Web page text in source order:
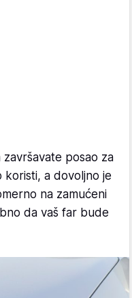
završavate posao za
koristi, a dovoljno je
na zamućeni
da vaš far bude